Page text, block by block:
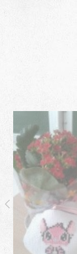
Ая, ул. Школьная 11.